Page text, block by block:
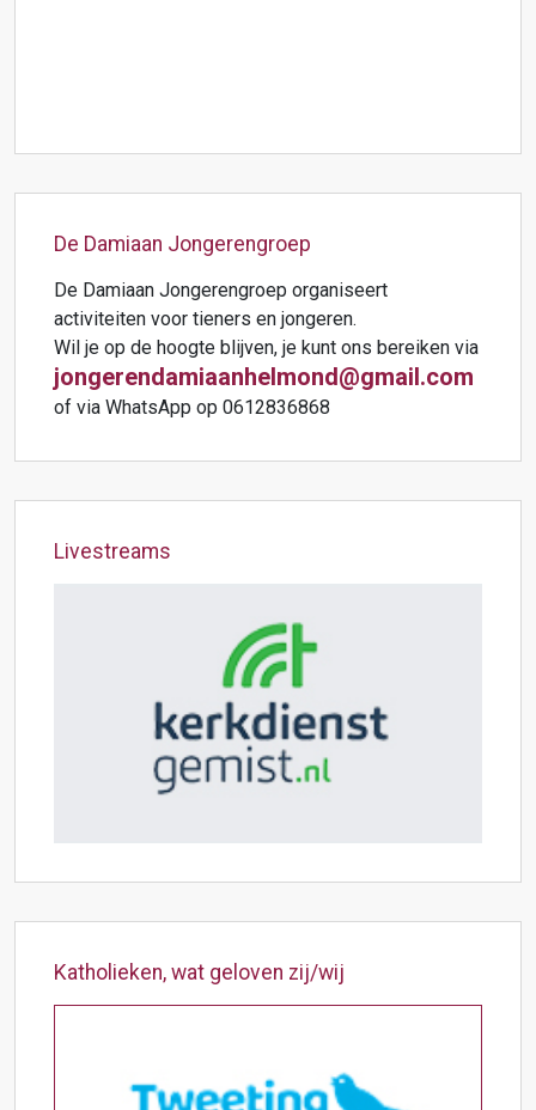
De Damiaan Jongerengroep
De Damiaan Jongerengroep organiseert
activiteiten voor tieners en jongeren.
Wil je op de hoogte blijven, je kunt ons bereiken via
jongerendamiaanhelmond@gmail.com
of via WhatsApp op 0612836868
Livestreams
Katholieken, wat geloven zij/wij